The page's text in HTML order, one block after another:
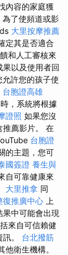
內容的家庭獲
為了使頻道或影
大里按摩推薦
定其是否適合
和人工審核來
以及使用者回
允許您的孩子使
台胞證高雄
，系統將根據
證照 如果您沒
推薦影片。 在
台胞證
的主題，您可
國簽證 養生與
自可靠健康來
大里推拿 同
復推廣中心 上
中可能會出現
來自可信賴健
。 台北撥筋
衛生機構。